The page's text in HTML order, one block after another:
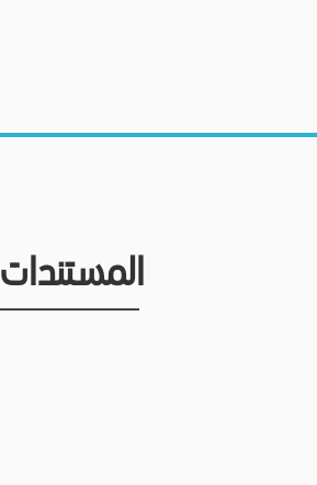
المستندات